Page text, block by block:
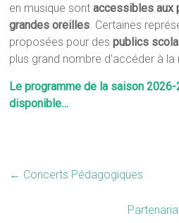
en musique sontaccessibles aux
grandes oreilles. Certaines
proposées pour despublics
plus grand nombre d’accéder à la
Le programme de la saison
disponible…
← Concerts Pédagogiques